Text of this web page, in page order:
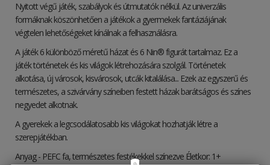
Nyitott végű játék, szabályok és útmutatók nélkül. Az univerzális
formáknak köszönhetően a játékok a gyermekek fantáziájának
végtelen lehetőségeket kínálnak a felhasználásra.
A játék 6 különböző méretű házat és 6 Nin® figurát tartalmaz. Ez a
játék történetek és kis világok létrehozására szolgál. Történetek
alkotása, új városok, kisvárosok, utcák kitalálása... Ezek az egyszerű és
természetes, a szivárvány színeiben festett házak barátságos és színes
negyedet alkotnak.
A gyerekek a legcsodálatosabb kis világokat hozhatják létre a
szerepjátékban.
Anyag - PEFC fa, természetes festékekkel színezve Életkor: 1+